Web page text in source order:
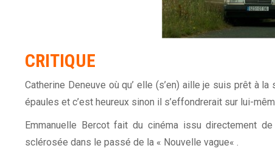
CRITIQUE
Catherine Deneuve où qu’ elle (s’en) aille je suis prêt à
épaules et c’est heureux sinon il s’effondrerait sur lui-
Emmanuelle Bercot fait du cinéma issu directement
sclérosée dans le passé de la « Nouvelle vague« .